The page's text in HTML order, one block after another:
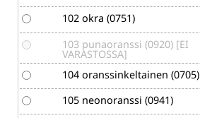
102 okra (0751)
103 punaoranssi (0920) [EI
VARASTOSSA]
104 oranssinkeltainen (0705)
105 neonoranssi (0941)